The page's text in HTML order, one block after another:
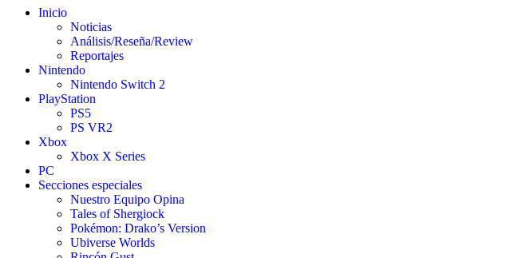
Inicio
Noticias
Análisis/Reseña/Review
Reportajes
Nintendo
Nintendo Switch 2
PlayStation
PS5
PS VR2
Xbox
Xbox X Series
PC
Secciones especiales
Nuestro Equipo Opina
Tales of Shergiock
Pokémon: Drako’s Version
Ubiverse Worlds